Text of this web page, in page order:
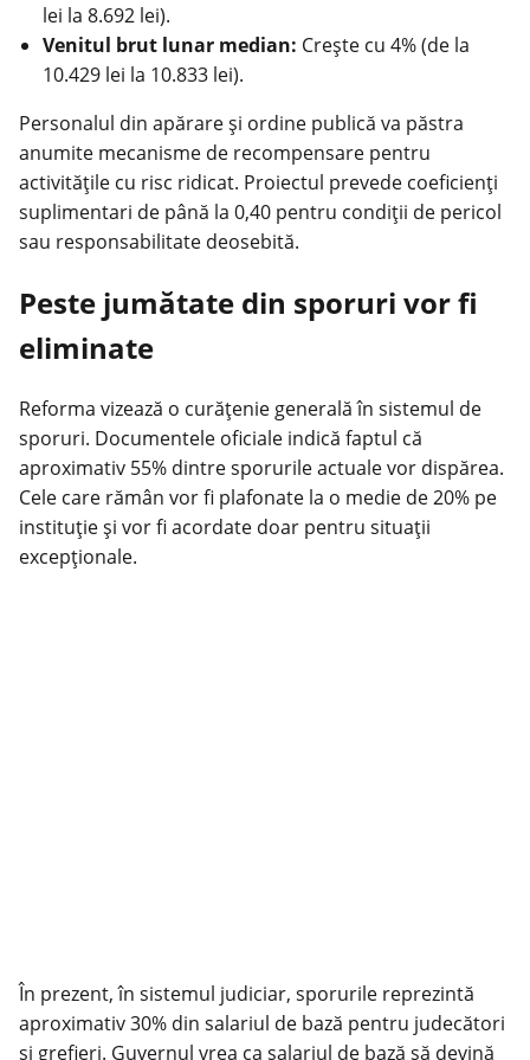
lei la 8.692 lei).
Venitul brut lunar median: Crește cu 4% (de la
10.429 lei la 10.833 lei).
Personalul din apărare și ordine publică va păstra
anumite mecanisme de recompensare pentru
activitățile cu risc ridicat. Proiectul prevede coeficienți
suplimentari de până la 0,40 pentru condiții de pericol
sau responsabilitate deosebită.
Peste jumătate din sporuri vor fi
eliminate
Reforma vizează o curățenie generală în sistemul de
sporuri. Documentele oficiale indică faptul că
aproximativ 55% dintre sporurile actuale vor dispărea.
Cele care rămân vor fi plafonate la o medie de 20% pe
instituție și vor fi acordate doar pentru situații
excepționale.
În prezent, în sistemul judiciar, sporurile reprezintă
aproximativ 30% din salariul de bază pentru judecători
și grefieri. Guvernul vrea ca salariul de bază să devină